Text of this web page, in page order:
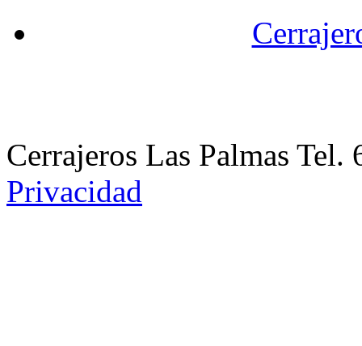
Cerrajeros Las Palmas
Privacidad